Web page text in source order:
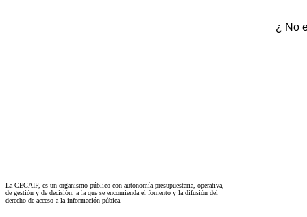
¿ No
La CEGAIP, es un organismo público con autonomía presupuestaria, operativa,
de gestión y de decisión, a la que se encomienda el fomento y la difusión del
derecho de acceso a la información púbica.